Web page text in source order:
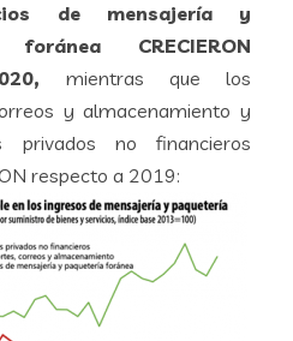
de mensajería y
foránea CRECIERON
mientras que los
y almacenamiento y
privados no financieros
respecto a 2019: